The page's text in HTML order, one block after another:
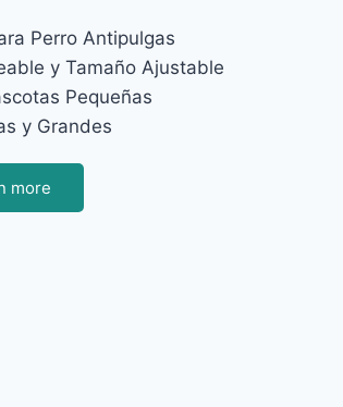
Perro Antipulgas
y Tamaño Ajustable
Pequeñas
y Grandes
more